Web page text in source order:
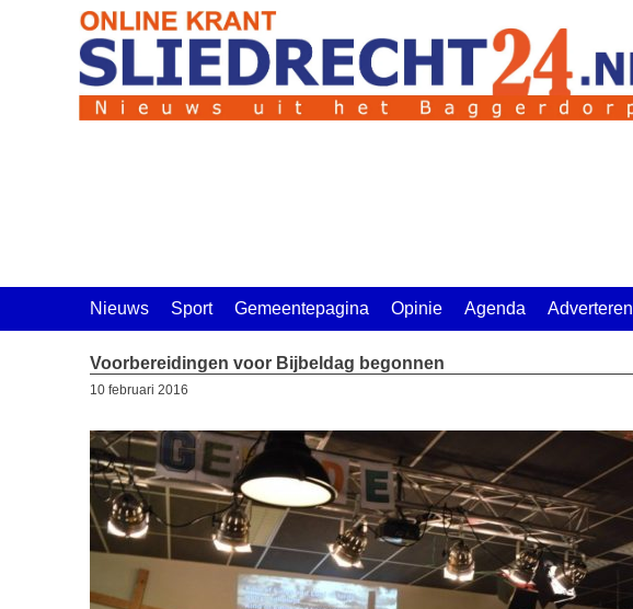
Nieuws Sport Gemeentepagina Opinie Agenda Adverteren
Voorbereidingen voor Bijbeldag begonnen
10 februari 2016